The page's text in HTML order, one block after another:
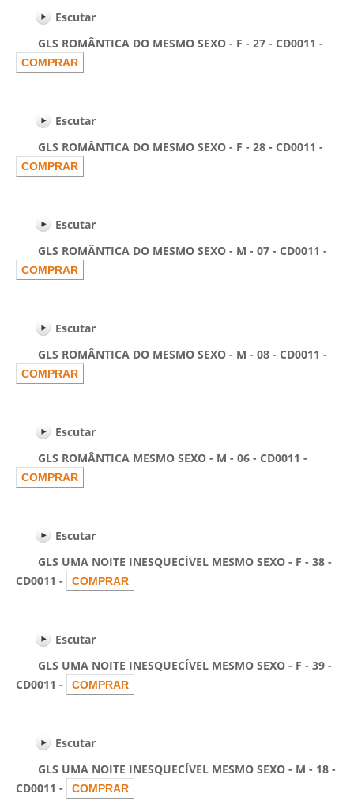
Escutar
GLS ROMÂNTICA DO MESMO SEXO - F - 27 - CD0011 -
Escutar
GLS ROMÂNTICA DO MESMO SEXO - F - 28 - CD0011 -
Escutar
GLS ROMÂNTICA DO MESMO SEXO - M - 07 - CD0011 -
Escutar
GLS ROMÂNTICA DO MESMO SEXO - M - 08 - CD0011 -
Escutar
GLS ROMÂNTICA MESMO SEXO - M - 06 - CD0011 -
Escutar
GLS UMA NOITE INESQUECÍVEL MESMO SEXO - F - 38 -
CD0011 -
Escutar
GLS UMA NOITE INESQUECÍVEL MESMO SEXO - F - 39 -
CD0011 -
Escutar
GLS UMA NOITE INESQUECÍVEL MESMO SEXO - M - 18 -
CD0011 -